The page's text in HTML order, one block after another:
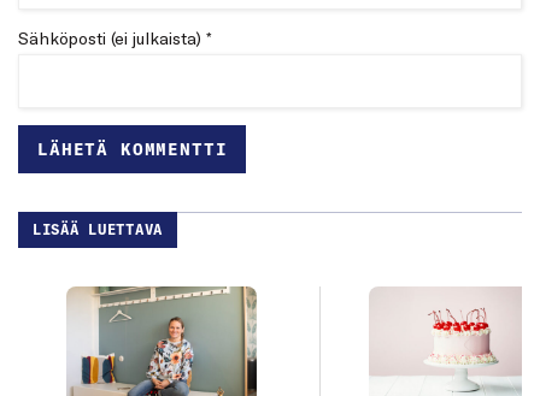
Sähköposti (ei julkaista) *
LISÄÄ LUETTAVA